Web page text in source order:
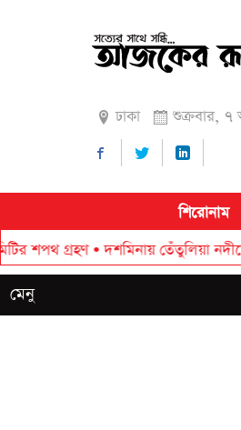
ঢাকা শুক্রবার,
শিরোনাম
গ্রহণ•দশমিনায় তেঁতুলিয়া নদীতে যুবক
মেনু